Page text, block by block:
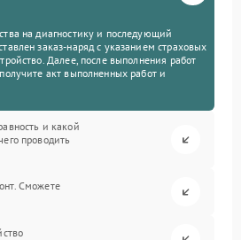
на диагностику и последующий
заказ-наряд с указанием страховых
Далее, после выполнения работ
акт выполненных работ и
и какой
проводить
Сможете